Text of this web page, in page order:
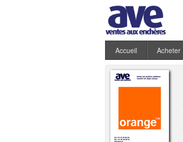
Accueil Acheter